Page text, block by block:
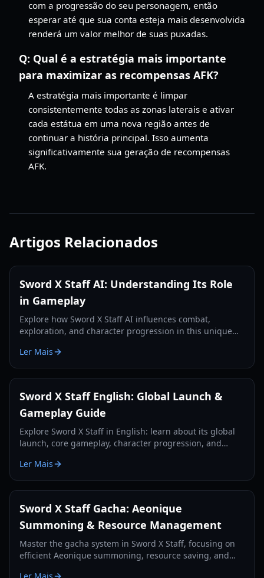
com a progressão do seu personagem, então
esperar até que sua conta esteja mais desenvolvida
renderá um valor melhor de suas puxadas.
Q: Qual é a estratégia mais importante
para maximizar as recompensas AFK?
A estratégia mais importante é limpar
consistentemente todas as zonas laterais e ativar
cada estátua em uma nova região antes de
continuar a história principal. Isso aumenta
significativamente sua geração de recompensas
AFK.
Artigos Relacionados
Sword X Staff AI: Understanding Its Role
in Gameplay
Explore how Sword X Staff AI influences combat,
exploration, and character progression in this unique
Ler Mais
Sword X Staff English: Global Launch &
Gameplay Guide
Explore Sword X Staff in English: learn about its global
launch, core gameplay, character progression, and
Ler Mais
Sword X Staff Gacha: Aeonique
Summoning & Resource Management
Master the gacha system in Sword X Staff, focusing on
efficient Aeonique summoning, resource saving, and